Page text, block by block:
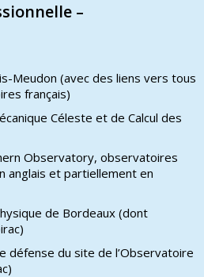
–
Meudon (avec des liens vers tous
français)
Céleste et de Calcul des
Observatory, observatoires
anglais et partiellement en
de Bordeaux (dont
défense du site de l’Observatoire